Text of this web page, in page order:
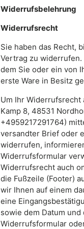
Widerrufsbelehrung
Widerrufsrecht
Sie haben das Recht,
Vertrag zu widerrufen.
dem Sie oder ein von
erste Ware in Besitz
Um Ihr Widerrufsrecht
Kamp 8, 48531
+4959217291764)
versandter Brief oder
widerrufen,
Widerrufsformular
Widerrufsrecht auch
die Fußzeile (Footer)
wir Ihnen auf einem
eine
sowie dem Datum
Widerrufsformular